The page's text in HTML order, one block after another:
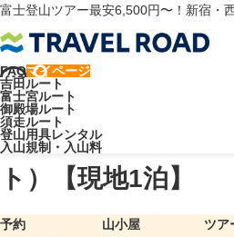
富士登山ツアー最安6,500円〜！新宿・
FAQマイページ
吉田ルート
富士宮ルート
御殿場ルート
須走ルート
登山用具レンタル
入山規制・入山料
トラベルロード
七合九勺 赤岩八合館（御殿場ルート）【
七合九勺 赤岩八合
ト）【現地1泊】
予約
山小屋
ツア